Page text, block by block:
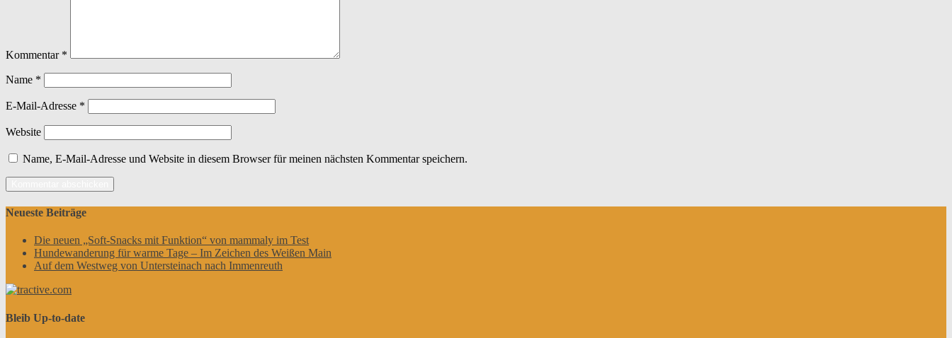
Kommentar *
Name *
E-Mail-Adresse *
Website
Name, E-Mail-Adresse und Website in diesem Browser für meinen nächsten Kommentar speichern.
Neueste Beiträge
Die neuen „Soft-Snacks mit Funktion“ von mammaly im Test
Hundewanderung für warme Tage – Im Zeichen des Weißen Main
Auf dem Westweg von Untersteinach nach Immenreuth
Bleib Up-to-date